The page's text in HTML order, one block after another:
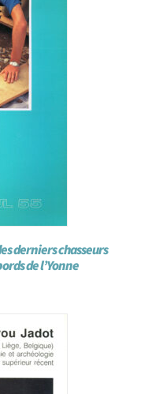
derniers chasseurs
de l’Yonne